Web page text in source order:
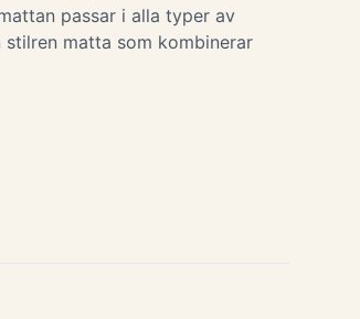
passar i alla typer av
matta som kombinerar